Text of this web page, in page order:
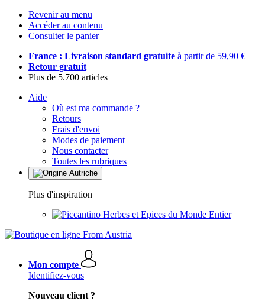
Revenir au menu
Accéder au contenu
Consulter le panier
France : Livraison standard gratuite à partir de 59,90 €
Retour gratuit
Plus de 5.700 articles
Aide
Où est ma commande ?
Retours
Frais d'envoi
Modes de paiement
Nous contacter
Toutes les rubriques
Plus d'inspiration
Herbes et Epices du Monde Entier
Mon compte
Identifiez-vous
Nouveau client ?